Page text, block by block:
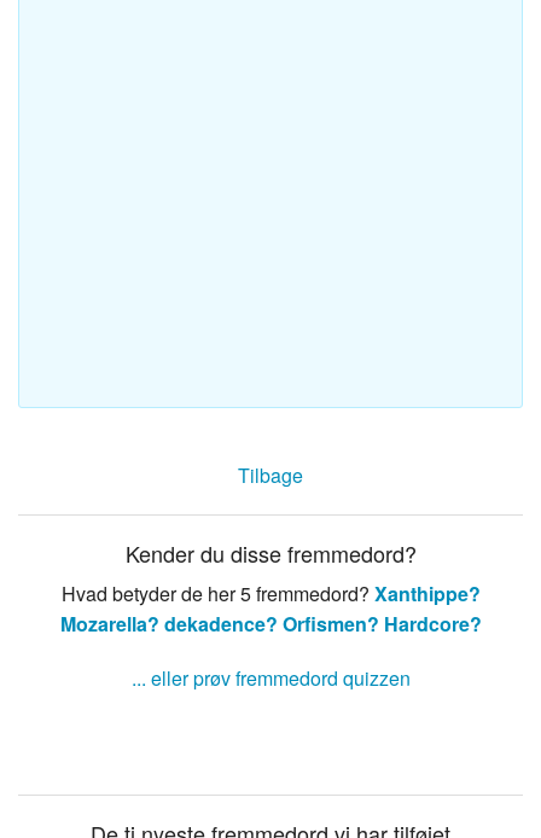
Tilbage
Kender du disse fremmedord?
Hvad betyder de her 5 fremmedord? Xanthippe?
Mozarella? dekadence? Orfismen? Hardcore?
... eller prøv fremmedord quizzen